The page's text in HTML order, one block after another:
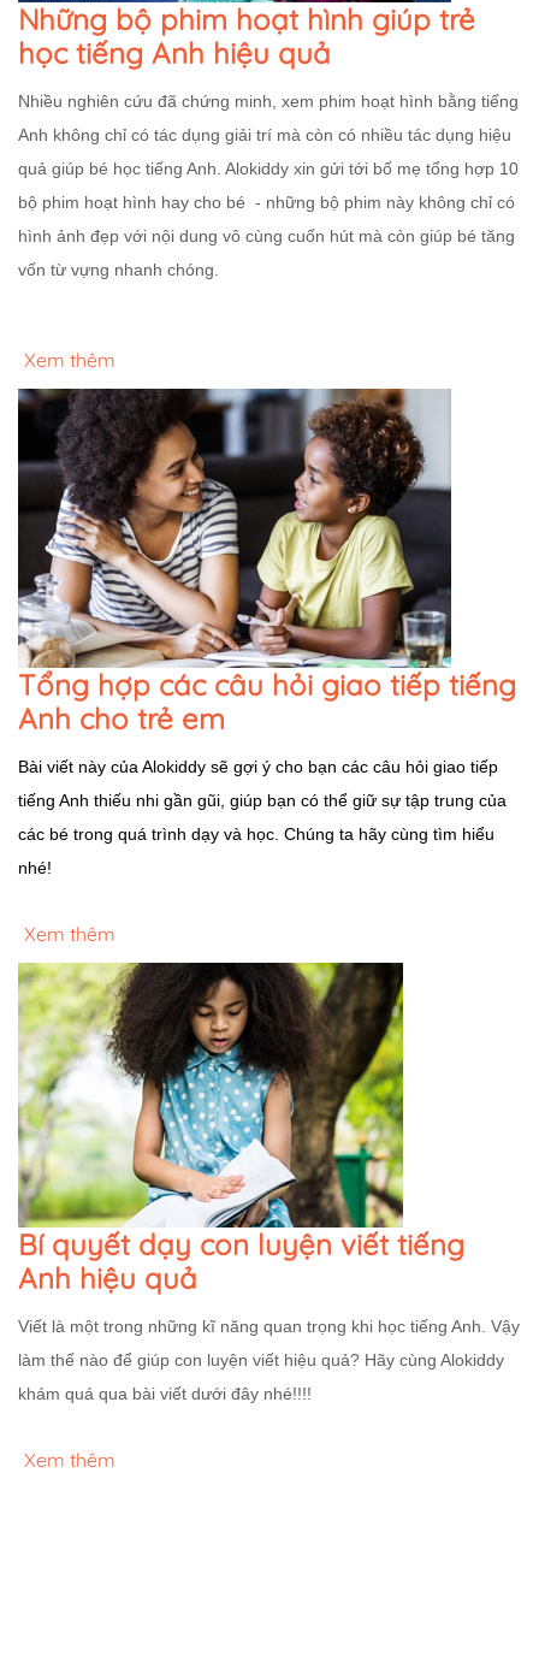
Những bộ phim hoạt hình giúp trẻ
học tiếng Anh hiệu quả
Nhiều nghiên cứu đã chứng minh, xem phim hoạt hình bằng tiếng
Anh không chỉ có tác dụng giải trí mà còn có nhiều tác dụng hiệu
quả giúp bé học tiếng Anh. Alokiddy xin gửi tới bố mẹ tổng hợp 10
bộ phim hoạt hình hay cho bé - những bộ phim này không chỉ có
hình ảnh đẹp với nội dung vô cùng cuốn hút mà còn giúp bé tăng
vốn từ vựng nhanh chóng.
Xem thêm
Tổng hợp các câu hỏi giao tiếp tiếng
Anh cho trẻ em
Bài viết này của Alokiddy sẽ gợi ý cho bạn các câu hỏi giao tiếp
tiếng Anh thiếu nhi gần gũi, giúp bạn có thể giữ sự tập trung của
các bé trong quá trình dạy và học. Chúng ta hãy cùng tìm hiểu
nhé!
Xem thêm
Bí quyết dạy con luyện viết tiếng
Anh hiệu quả
Viết là một trong những kĩ năng quan trọng khi học tiếng Anh. Vậy
làm thế nào để giúp con luyện viết hiệu quả? Hãy cùng Alokiddy
khám quá qua bài viết dưới đây nhé!!!!
Xem thêm